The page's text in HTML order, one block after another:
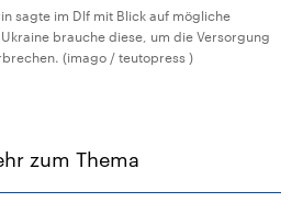
sagte im Dlf mit Blick auf mögliche
brauche diese, um die Versorgung
(imago / teutopress )
zum Thema